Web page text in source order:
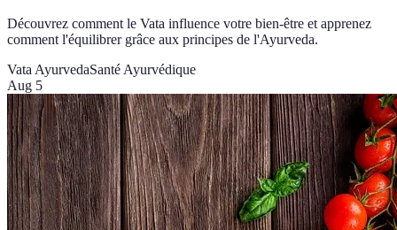
Découvrez comment le Vata influence votre bien-être et apprenez
comment l'équilibrer grâce aux principes de l'Ayurveda.
Vata AyurvedaSanté Ayurvédique
Aug 5